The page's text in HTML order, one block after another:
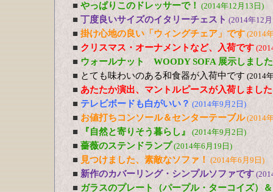
■ やっぱりこのドレッサーで！ (2014年12月13日)
■ 丁度良いサイズのイタリーチェスト (2014年12
■ 掛け心地の良い「ウィングチェア」です (2014
■ クリスマス・オーナメントなど、入荷です
■ ウォールナット WOODY SOFA 展示しました
■ とても味わいのある和食器が入荷中です (2014
■ あたたか演出、マントルピースが入荷しまし
■ テレビボードも白がいい？ (2014年9月2日)
■ お値打ちコンソール＆センターテーブル(2014
■ 『自然と寄りそう暮らし』 (2014年9月2日)
■ 薔薇のステンドランプ (2014年6月19日)
■ 見つけました、素敵なソファ！ (2014年6月9日)
■ 新作のカバーリング・シンプルソファです
■ ガラスのプレート（パープル・ターコイズ）